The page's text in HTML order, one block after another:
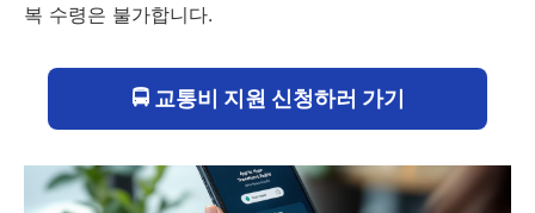
복 수령은 불가합니다.
🚍 교통비 지원 신청하러 가기